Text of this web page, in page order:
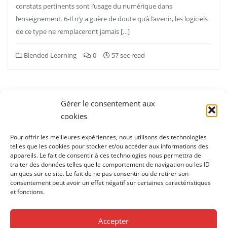
Gérer le consentement aux
cookies
Pour offrir les meilleures expériences, nous utilisons des technologies
telles que les cookies pour stocker et/ou accéder aux informations des
appareils. Le fait de consentir à ces technologies nous permettra de
traiter des données telles que le comportement de navigation ou les ID
uniques sur ce site. Le fait de ne pas consentir ou de retirer son
consentement peut avoir un effet négatif sur certaines caractéristiques
et fonctions.
Accepter
constats pertinents sont l’usage du numérique dans
l’enseignement. 6-Il n’y a guère de doute qu’à l’avenir, les logiciels
de ce type ne remplaceront jamais […]
Blended Learning 0 57 sec read
des
publications
2
1ère soirée des partenaires
Applications / logiciels payants
Blog
Confidentialité
Devenir partenaire